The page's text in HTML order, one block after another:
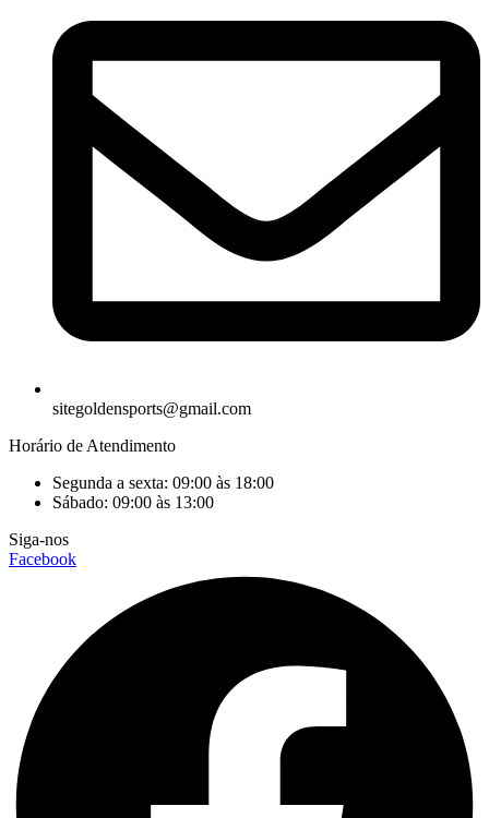
sitegoldensports@gmail.com
Horário de Atendimento
Segunda a sexta: 09:00 às 18:00
Sábado: 09:00 às 13:00
Siga-nos
Facebook